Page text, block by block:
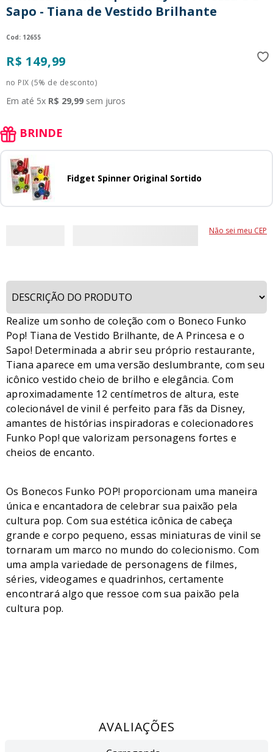
Sapo - Tiana de Vestido Brilhante
: 12655
R$ 149,99
no PIX (5% de desconto)
Em até 5x R$ 29,99 sem juros
BRINDE
Fidget Spinner Original Sortido
Não sei meu CEP
Realize um sonho de coleção com o Boneco Funko
Pop! Tiana de Vestido Brilhante, de A Princesa e o
Sapo! Determinada a abrir seu próprio restaurante,
Tiana aparece em uma versão deslumbrante, com seu
icônico vestido cheio de brilho e elegância. Com
aproximadamente 12 centímetros de altura, este
colecionável de vinil é perfeito para fãs da Disney,
amantes de histórias inspiradoras e colecionadores
Funko Pop! que valorizam personagens fortes e
cheios de encanto.
Os Bonecos Funko POP! proporcionam uma maneira
única e encantadora de celebrar sua paixão pela
cultura pop. Com sua estética icônica de cabeça
grande e corpo pequeno, essas miniaturas de vinil se
tornaram um marco no mundo do colecionismo. Com
uma ampla variedade de personagens de filmes,
séries, videogames e quadrinhos, certamente
encontrará algo que ressoe com sua paixão pela
cultura pop.
AVALIAÇÕES
9 º
guerreiras kpop